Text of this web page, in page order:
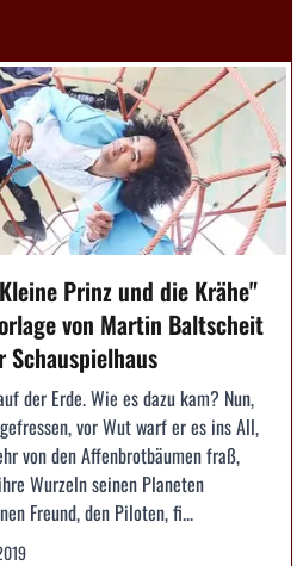
Prinz und die Krähe"
von Martin Baltscheit
Schauspielhaus
der Erde. Wie es dazu kam? Nun,
vor Wut warf er es ins All,
von den Affenbrotbäumen fraß,
Wurzeln seinen Planeten
Freund, den Piloten, fi...